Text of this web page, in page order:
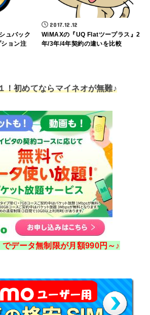
ュバック
ョン注
2017.12.12
WiMAXの『UQ Flatツープラス』2
年/3年/4年契約の違いを比較
！初めてならマイネオが無難♪
でデータ無制限が月額990円～♪